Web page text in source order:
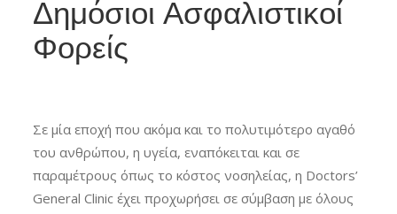
Δημόσιοι Ασφαλιστικοί
Φορείς
Σε μία εποχή που ακόμα και το πολυτιμότερο αγαθό
του ανθρώπου, η υγεία, εναπόκειται και σε
παραμέτρους όπως το κόστος νοσηλείας, η Doctors’
General Clinic έχει προχωρήσει σε σύμβαση με όλους